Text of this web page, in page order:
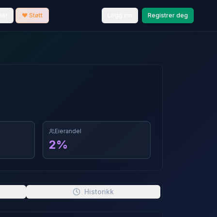
❤️ Støtt Registrer deg
Eierandel
2%
Historikk